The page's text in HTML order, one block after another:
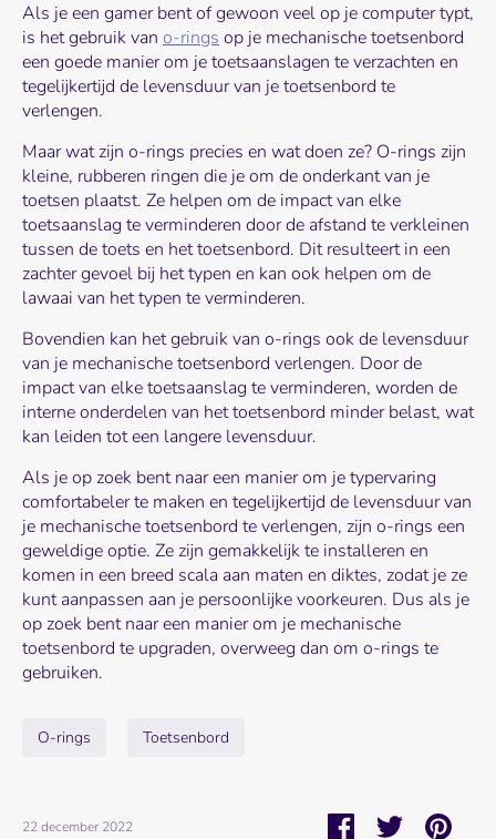
Als je een gamer bent of gewoon veel op je computer typt,
is het gebruik van o-rings op je mechanische toetsenbord
een goede manier om je toetsaanslagen te verzachten en
tegelijkertijd de levensduur van je toetsenbord te
verlengen.
Maar wat zijn o-rings precies en wat doen ze? O-rings zijn
kleine, rubberen ringen die je om de onderkant van je
toetsen plaatst. Ze helpen om de impact van elke
toetsaanslag te verminderen door de afstand te verkleinen
tussen de toets en het toetsenbord. Dit resulteert in een
zachter gevoel bij het typen en kan ook helpen om de
lawaai van het typen te verminderen.
Bovendien kan het gebruik van o-rings ook de levensduur
van je mechanische toetsenbord verlengen. Door de
impact van elke toetsaanslag te verminderen, worden de
interne onderdelen van het toetsenbord minder belast, wat
kan leiden tot een langere levensduur.
Als je op zoek bent naar een manier om je typervaring
comfortabeler te maken en tegelijkertijd de levensduur van
je mechanische toetsenbord te verlengen, zijn o-rings een
geweldige optie. Ze zijn gemakkelijk te installeren en
komen in een breed scala aan maten en diktes, zodat je ze
kunt aanpassen aan je persoonlijke voorkeuren. Dus als je
op zoek bent naar een manier om je mechanische
toetsenbord te upgraden, overweeg dan om o-rings te
gebruiken.
O-rings Toetsenbord
22 december 2022 Deel TweetPin